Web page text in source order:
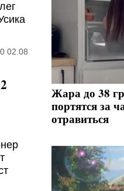
02.08
Жара до 38
портятся за
отравиться